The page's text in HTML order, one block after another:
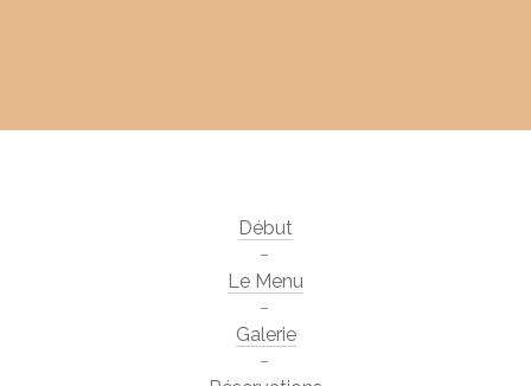
Début
Le Menu
Galerie